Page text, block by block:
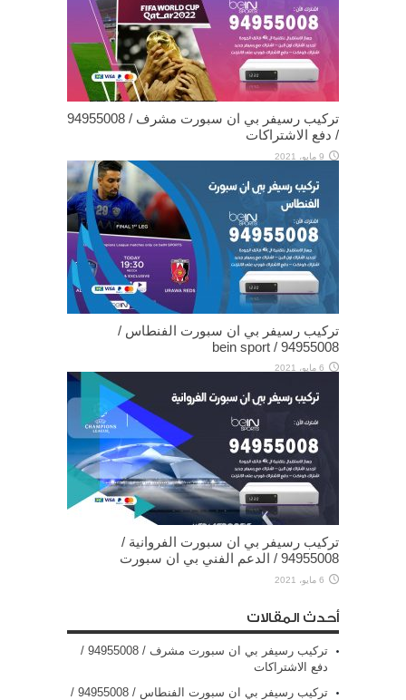
تركيب رسيفر بي ان سبورت مشرف / 94955008
/ دفع الاشتراكات
9 مايو، 2021
تركيب رسيفر بي ان سبورت الفنطاس /
94955008 / bein sport
6 مايو، 2021
تركيب رسيفر بي ان سبورت الفروانية /
94955008 / الدعم الفني بي ان سبورت
6 مايو، 2021
أحدث المقالات
تركيب رسيفر بي ان سبورت مشرف / 94955008 /
دفع الاشتراكات
تركيب رسيفر بي ان سبورت الفنطاس / 94955008 /